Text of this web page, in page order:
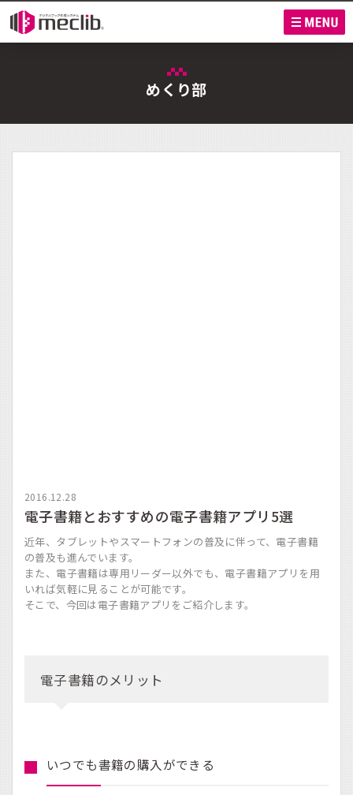
めくり部
2016.12.28
電子書籍とおすすめの電子書籍アプリ5選
近年、タブレットやスマートフォンの普及に伴って、電子書籍
の普及も進んでいます。
また、電子書籍は専用リーダー以外でも、電子書籍アプリを用
いれば気軽に見ることが可能です。
そこで、今回は電子書籍アプリをご紹介します。
電子書籍のメリット
いつでも書籍の購入ができる